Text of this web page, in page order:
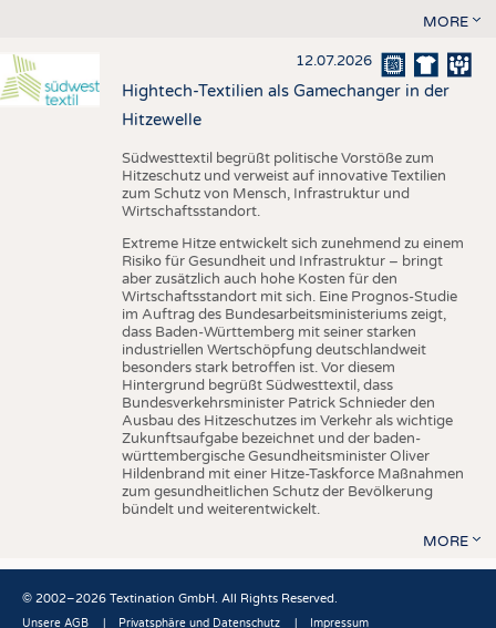
MORE
12.07.2026
Hightech-Textilien als Gamechanger in der
Hitzewelle
Südwesttextil begrüßt politische Vorstöße zum
Hitzeschutz und verweist auf innovative Textilien
zum Schutz von Mensch, Infrastruktur und
Wirtschaftsstandort.
Extreme Hitze entwickelt sich zunehmend zu einem
Risiko für Gesundheit und Infrastruktur – bringt
aber zusätzlich auch hohe Kosten für den
Wirtschaftsstandort mit sich. Eine Prognos-Studie
im Auftrag des Bundesarbeitsministeriums zeigt,
dass Baden-Württemberg mit seiner starken
industriellen Wertschöpfung deutschlandweit
besonders stark betroffen ist. Vor diesem
Hintergrund begrüßt Südwesttextil, dass
Bundesverkehrsminister Patrick Schnieder den
Ausbau des Hitzeschutzes im Verkehr als wichtige
Zukunftsaufgabe bezeichnet und der baden-
württembergische Gesundheitsminister Oliver
Hildenbrand mit einer Hitze-Taskforce Maßnahmen
zum gesundheitlichen Schutz der Bevölkerung
bündelt und weiterentwickelt.
MORE
© 2002–2026 Textination GmbH. All Rights Reserved.
Unsere AGB Privatsphäre und Datenschutz Impressum